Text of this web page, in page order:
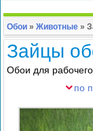
Обои » Животные »
Зайцы
Обои для
по